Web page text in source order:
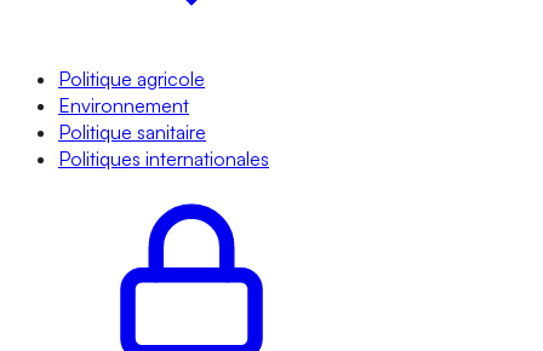
Politique agricole
Environnement
Politique sanitaire
Politiques internationales